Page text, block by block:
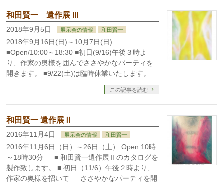
和田賢一 遺作展 III
2018年9月5日 展示会の情報 和田賢一
2018年9月16日(日)～10月7日(日)
■Open/10:00～18:30 ■初日(9/16)午後３時よ
り、作家の奥様を囲んでささやかなパーティを
開きます。 ■9/22(土)は臨時休業いたします。
この記事を読む
和田賢一 遺作展Ⅱ
2016年11月4日 展示会の情報 和田賢一
2016年11月6日（日）～26日（土） Open 10時
～18時30分 ■ 和田賢一遺作展Ⅱのカタログを
製作致します。 ■ 初日（11/6）午後２時より、
作家の奥様を招いて ささやかなパーティを開